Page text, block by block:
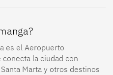
es el Aeropuerto
la ciudad con
Marta y otros destinos